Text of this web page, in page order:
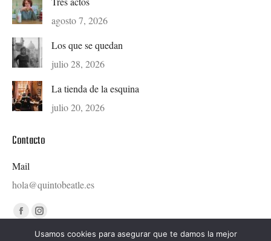
agosto 7, 2026
Los que se quedan
julio 28, 2026
La tienda de la esquina
julio 20, 2026
Contacto
Mail
hola@quintobeatle.es
Find us on:
Facebook
page
Instagram
page
Usamos cookies para asegurar que te damos la mejor